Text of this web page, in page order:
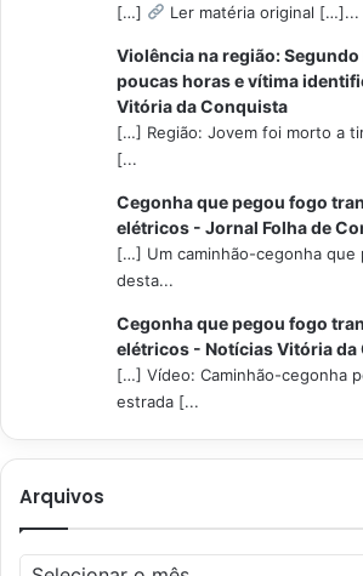
[…] Ler matéria original […]...
Violência na região:
poucas horas e vítima
Vitória da Conquista
[…] Região: Jovem foi morto a
[...
Cegonha que pegou fogo
elétricos - Jornal Folha de
[…] Um caminhão-cegonha que
desta...
Cegonha que pegou fogo
elétricos - Notícias Vitória da
[…] Vídeo: Caminhão-cegonha
estrada [...
Arquivos
Arquivos